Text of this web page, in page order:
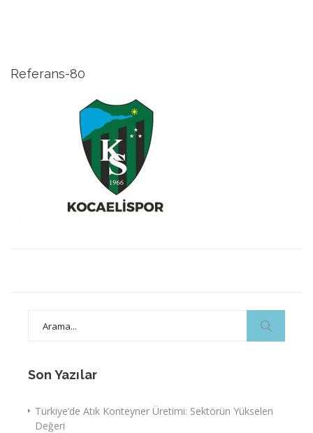
Referans-80
Son Yazılar
Türkiye’de Atık Konteyner Üretimi: Sektörün Yükselen
Değeri